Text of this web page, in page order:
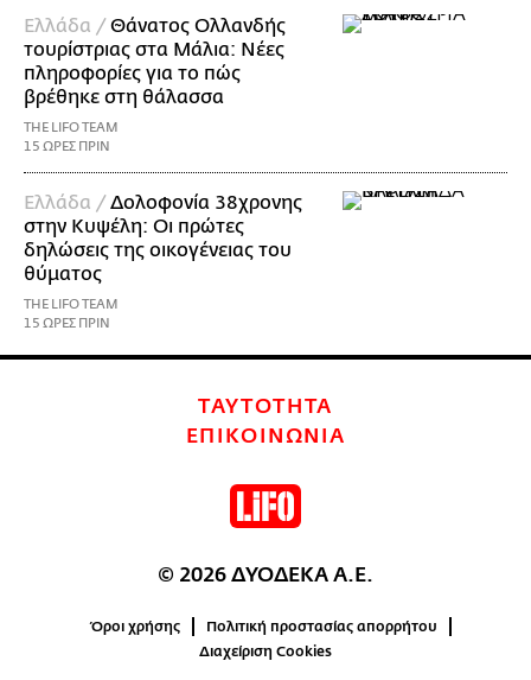
Ελλάδα /Θάνατος Ολλανδής
τουρίστριας στα Μάλια: Νέες
πληροφορίες για το πώς
βρέθηκε στη θάλασσα
THE LIFO TEAM
15 ΩΡΕΣ ΠΡΙΝ
Ελλάδα /Δολοφονία 38χρονης
στην Κυψέλη: Οι πρώτες
δηλώσεις της οικογένειας του
θύματος
THE LIFO TEAM
15 ΩΡΕΣ ΠΡΙΝ
ΤΑΥΤΟΤΗΤΑ
ΕΠΙΚΟΙΝΩΝΙΑ
© 2026 ΔΥΟΔΕΚΑ Α.Ε.
Όροι χρήσης
Πολιτική προστασίας απορρήτου
Διαχείριση Cookies